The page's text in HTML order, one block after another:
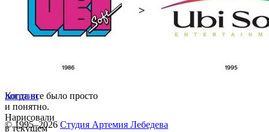
Когда все было просто
и понятно.
Нарисовали
в текущем
логотип
© 1995–2026 Студия Артемия Лебедева